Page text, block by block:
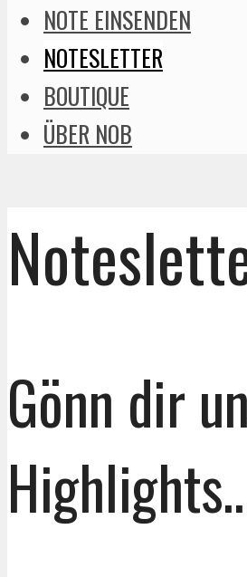
NOTE EINSENDEN
NOTESLETTER
BOUTIQUE
ÜBER NOB
Gönn dir